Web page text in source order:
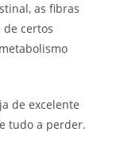
as fibras
certos
de excelente
tudo a perder.